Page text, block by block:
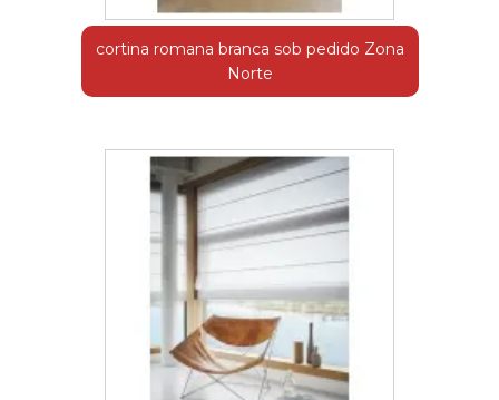
cortina romana branca sob pedido Zona
Norte